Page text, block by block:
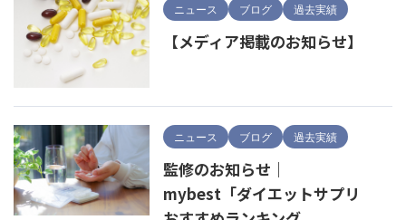
ニュース ブログ 過去実績
【メディア掲載のお知らせ】
ニュース ブログ 過去実績
監修のお知らせ｜
mybest「ダイエットサプリ